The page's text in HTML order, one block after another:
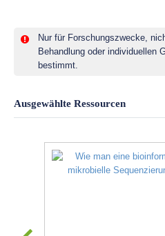
Nur für Forschungszwecke,
Behandlung oder individuellen
bestimmt.
Ausgewählte Ressourcen